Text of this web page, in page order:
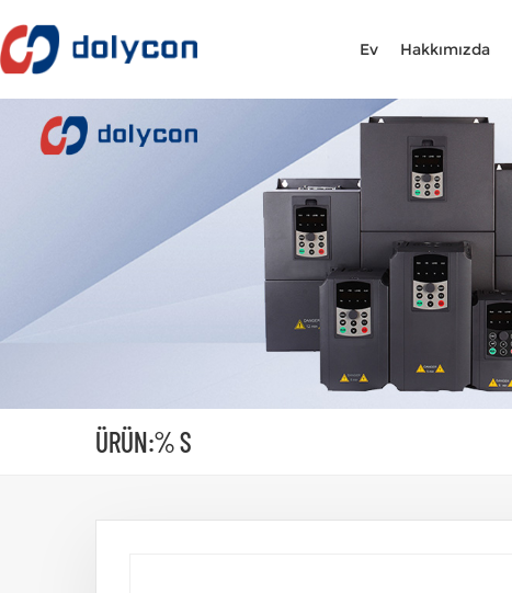
Ev Hakkımızda
ÜRÜN:% S